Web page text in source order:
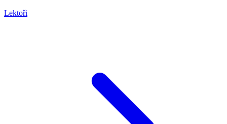
Lektoři